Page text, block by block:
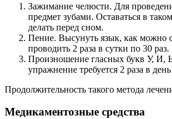
Зажимание челюсти. Для
предмет зубами. Оставаться в
делать перед сном.
Пение. Высунуть язык, как можно
проводить 2 раза в сутки по 30 раз.
Произношение гласных букв У, И,
упражнение требуется 2 раза в
Продолжительность такого метода
Медикаментозные средства